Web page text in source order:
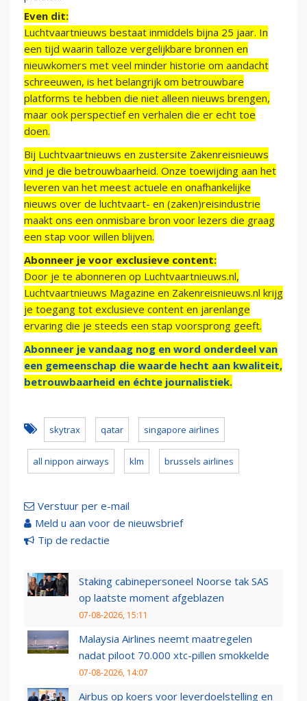
Even dit:
Luchtvaartnieuws bestaat inmiddels bijna 25 jaar. In
een tijd waarin talloze vergelijkbare bronnen en
nieuwkomers met veel minder historie om aandacht
schreeuwen, is het belangrijk om betrouwbare
platforms te hebben die niet alleen nieuws brengen,
maar ook perspectief en verhalen die er echt toe
doen.
Bij Luchtvaartnieuws en zustersite Zakenreisnieuws
vind je die betrouwbaarheid. Onze toewijding aan het
leveren van het meest actuele en onafhankelijke
nieuws over de luchtvaart- en (zaken)reisindustrie
maakt ons een onmisbare bron voor lezers die graag
een stap voor willen blijven.
Abonneer je voor exclusieve content:
Door je te abonneren op Luchtvaartnieuws.nl,
Luchtvaartnieuws Magazine en Zakenreisnieuws.nl krijg
je toegang tot exclusieve content en jarenlange
ervaring die je steeds een stap voorsprong geeft.
Abonneer je vandaag nog en word onderdeel van
een gemeenschap die waarde hecht aan kwaliteit,
betrouwbaarheid en échte journalistiek.
skytrax qatar singapore airlines
all nippon airways klm brussels airlines
Verstuur per e-mail
Meld u aan voor de nieuwsbrief
Tip de redactie
Staking cabinepersoneel Noorse tak SAS
op laatste moment afgeblazen
07-08-2026, 15:11
Malaysia Airlines neemt maatregelen
nadat piloot 70.000 xtc-pillen smokkelde
07-08-2026, 14:07
Airbus op koers voor leverdoelstelling en